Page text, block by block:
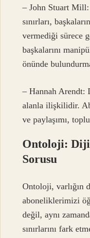
– John Stuart
sınırları,
vermediği sürece
başkalarını
önünde
– Hannah Arendt:
alanla ilişkilidir.
ve paylaşımı,
Ontoloji:
Sorusu
Ontoloji, varlığın
aboneliklerimizi
değil, aynı
sınırlarını fark